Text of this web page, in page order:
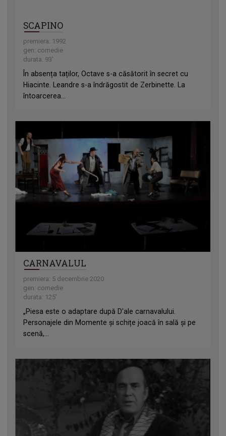
SCAPINO
premiera: 1992
gen: comedie
durata: 93'
În absența taților, Octave s-a căsătorit în secret cu
Hiacinte. Leandre s-a îndrăgostit de Zerbinette. La
întoarcerea...
CARNAVALUL
premiera: 5 decembrie 2020
gen: comedie
durata: 125'
„Piesa este o adaptare după D'ale carnavalului.
Personajele din Momente și schițe joacă în sală și pe
scenă,...